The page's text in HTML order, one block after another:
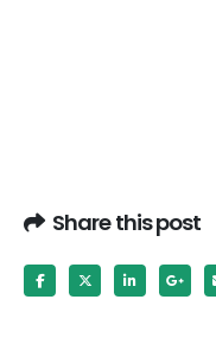
Share this post